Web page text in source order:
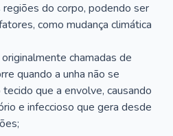
do corpo, podendo ser
como mudança climática
chamadas de
quando a unha não se
que a envolve, causando
e infeccioso que gera desde